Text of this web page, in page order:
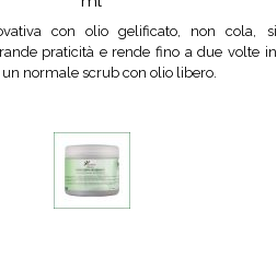
con olio gelificato, non cola, si
praticità e rende fino a due volte in
normale scrub con olio libero.